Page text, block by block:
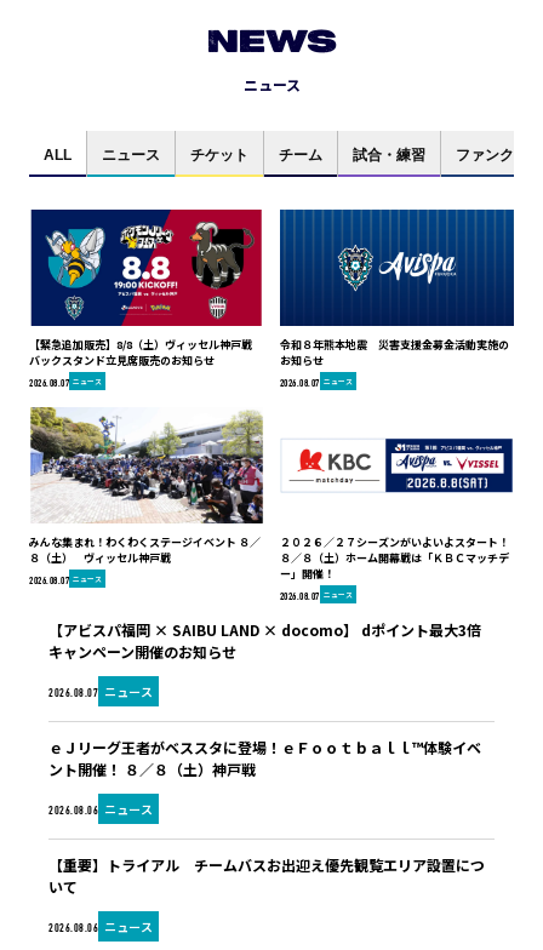
NEWS
ニュース
ALL ニュース チケット チーム 試合・練習 ファンクラブ
【緊急追加販売】8/8（土）ヴィッセル神戸戦
バックスタンド立見席販売のお知らせ
2026.08.07 ニュース
令和８年熊本地震 災害支援金募金活動実施の
お知らせ
2026.08.07 ニュース
みんな集まれ！わくわくステージイベント ８／
８（土） ヴィッセル神戸戦
2026.08.07 ニュース
２０２６／２７シーズンがいよいよスタート！
８／８（土）ホーム開幕戦は「ＫＢＣマッチデ
ー」開催！
2026.08.07 ニュース
2026.08.07 ニュース
【アビスパ福岡 × SAIBU LAND × docomo】 dポイント最大3倍
キャンペーン開催のお知らせ
2026.08.06 ニュース
ｅＪリーグ王者がベススタに登場！ｅＦｏｏｔｂａｌｌ™体験イベ
ント開催！ ８／８（土）神戸戦
2026.08.06 ニュース
【重要】トライアル チームバスお出迎え優先観覧エリア設置につ
いて